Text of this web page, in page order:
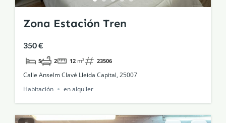
Zona Estación Tren
350 €
5 2 12 m² 23506
Calle Anselm Clavé Lleida Capital, 25007
Habitación
en alquiler